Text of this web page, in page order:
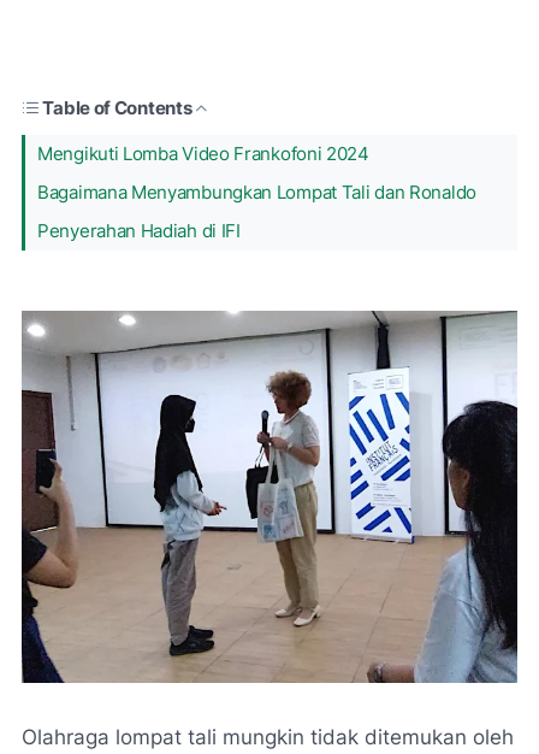
Table of Contents
Mengikuti Lomba Video Frankofoni 2024
Bagaimana Menyambungkan Lompat Tali dan Ronaldo
Penyerahan Hadiah di IFI
Olahraga lompat tali mungkin tidak ditemukan oleh